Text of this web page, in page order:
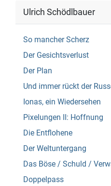
Ulrich Schödlbauer
So mancher Scherz
Der Gesichtsverlust
Der Plan
Und immer rückt der
Ionas, ein Wiedersehen
Pixelungen II: Hoffnung
Die Entflohene
Der Weltuntergang
Das Böse / Schuld /
Doppelpass